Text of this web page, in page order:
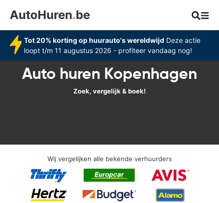
AutoHuren.be
Tot 20% korting op huurauto's wereldwijd Deze actie
loopt t/m 11 augustus 2026 - profiteer vandaag nog!
Auto huren Kopenhagen
Zoek, vergelijk & boek!
Wij vergelijken alle bekende verhuurders